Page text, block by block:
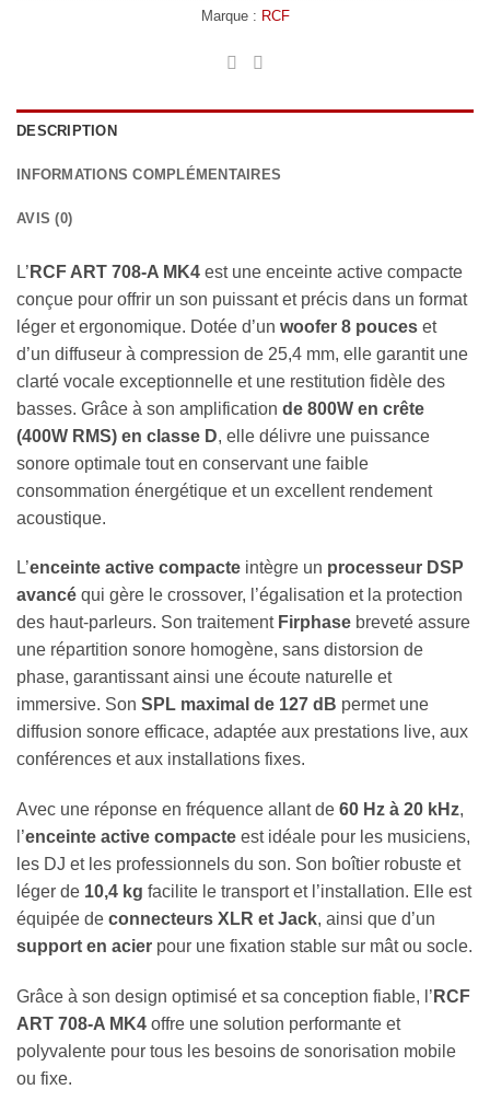
Marque : RCF
DESCRIPTION
INFORMATIONS COMPLÉMENTAIRES
AVIS (0)
L’ RCF ART 708-A MK4 est une enceinte active compacte
conçue pour offrir un son puissant et précis dans un format
léger et ergonomique. Dotée d’un woofer 8 pouces et
d’un diffuseur à compression de 25,4 mm, elle garantit une
clarté vocale exceptionnelle et une restitution fidèle des
basses. Grâce à son amplification de 800W en crête
(400W RMS) en classe D, elle délivre une puissance
sonore optimale tout en conservant une faible
consommation énergétique et un excellent rendement
acoustique.
L’enceinte active compacte intègre un processeur DSP
avancé qui gère le crossover, l’égalisation et la protection
des haut-parleurs. Son traitement Firphase breveté assure
une répartition sonore homogène, sans distorsion de
phase, garantissant ainsi une écoute naturelle et
immersive. Son SPL maximal de 127 dB permet une
diffusion sonore efficace, adaptée aux prestations live, aux
conférences et aux installations fixes.
Avec une réponse en fréquence allant de 60 Hz à 20 kHz,
l’enceinte active compacte est idéale pour les musiciens,
les DJ et les professionnels du son. Son boîtier robuste et
léger de 10,4 kg facilite le transport et l’installation. Elle est
équipée de connecteurs XLR et Jack, ainsi que d’un
support en acier pour une fixation stable sur mât ou socle.
Grâce à son design optimisé et sa conception fiable, l’ RCF
ART 708-A MK4 offre une solution performante et
polyvalente pour tous les besoins de sonorisation mobile
ou fixe.